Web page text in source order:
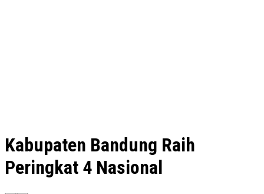
Kabupaten Bandung Raih
Peringkat 4 Nasional